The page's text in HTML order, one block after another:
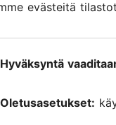
evästeitä
Hyväksyntä
Oletusasetukset: